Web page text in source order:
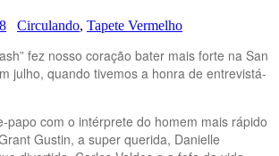
Circulando, Tapete Vermelho
fez nosso coração bater mais forte na San
julho, quando tivemos a honra de entrevistá-
papo com o intérprete do homem mais rápido
Gustin, a super querida, Danielle